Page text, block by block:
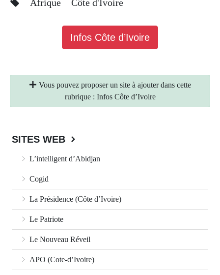
Afrique Côte d'Ivoire
Infos Côte d’Ivoire
Vous pouvez proposer un site à ajouter dans cette
rubrique : Infos Côte d’Ivoire
SITES WEB
L’intelligent d’Abidjan
Cogid
La Présidence (Côte d’Ivoire)
Le Patriote
Le Nouveau Réveil
APO (Cote-d’Ivoire)